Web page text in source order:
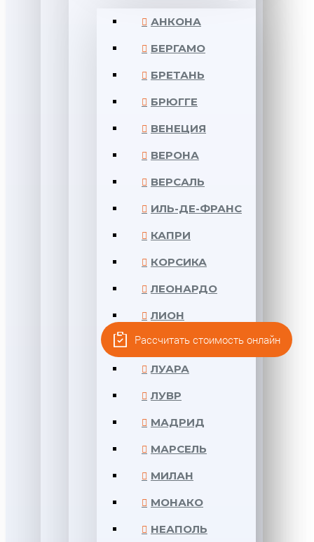
АНКОНА
БЕРГАМО
БРЕТАНЬ
БРЮГГЕ
ВЕНЕЦИЯ
ВЕРОНА
ВЕРСАЛЬ
ИЛЬ-ДЕ-ФРАНС
КАПРИ
КОРСИКА
ЛЕОНАРДО
ЛИОН
ЛОНДОН
ЛУАРА
ЛУВР
МАДРИД
МАРСЕЛЬ
МИЛАН
МОНАКО
НЕАПОЛЬ
Рассчитать стоимость онлайн